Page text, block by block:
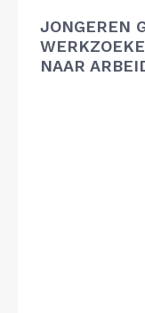
JONGEREN
NAAR